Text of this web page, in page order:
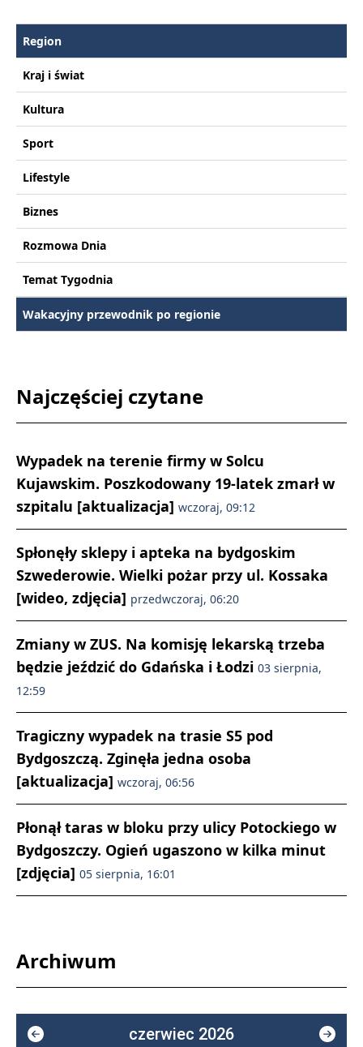
Region
Kraj i świat
Kultura
Sport
Lifestyle
Biznes
Rozmowa Dnia
Temat Tygodnia
Wakacyjny przewodnik po regionie
Najczęściej czytane
Wypadek na terenie firmy w Solcu
Kujawskim. Poszkodowany 19-latek zmarł w
szpitalu [aktualizacja] wczoraj, 09:12
Spłonęły sklepy i apteka na bydgoskim
Szwederowie. Wielki pożar przy ul. Kossaka
[wideo, zdjęcia] przedwczoraj, 06:20
Zmiany w ZUS. Na komisję lekarską trzeba
będzie jeździć do Gdańska i Łodzi 03 sierpnia,
12:59
Tragiczny wypadek na trasie S5 pod
Bydgoszczą. Zginęła jedna osoba
[aktualizacja] wczoraj, 06:56
Płonął taras w bloku przy ulicy Potockiego w
Bydgoszczy. Ogień ugaszono w kilka minut
[zdjęcia] 05 sierpnia, 16:01
Archiwum
czerwiec 2026